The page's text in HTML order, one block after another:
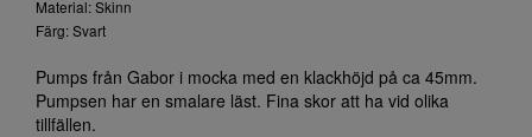
Material: Skinn
Färg: Svart
Pumps från Gabor i mocka med en klackhöjd på ca 45mm.
Pumpsen har en smalare läst. Fina skor att ha vid olika
tillfällen.